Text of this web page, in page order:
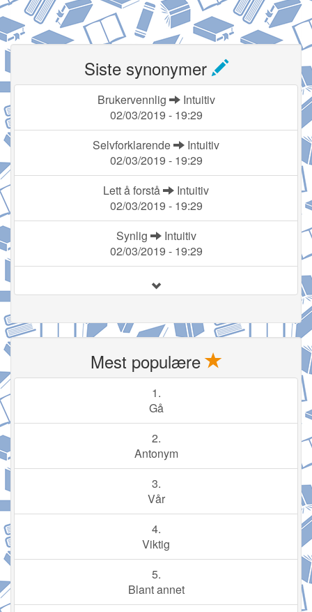
Siste synonymer
Brukervennlig
Intuitiv
02/03/2019 - 19:29
Selvforklarende
Intuitiv
02/03/2019 - 19:29
Lett å forstå
Intuitiv
02/03/2019 - 19:29
Synlig
Intuitiv
02/03/2019 - 19:29
Mest populære
1.
Gå
2.
Antonym
3.
Vår
4.
Viktig
5.
Blant annet